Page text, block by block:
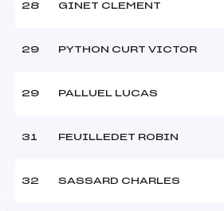
28 GINET CLEMENT
29 PYTHON CURT VICTOR
29 PALLUEL LUCAS
31 FEUILLEDET ROBIN
32 SASSARD CHARLES